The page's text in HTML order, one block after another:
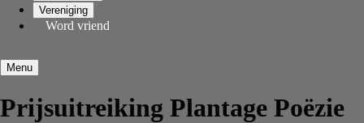
Vereniging
Word vriend
Menu
Prijsuitreiking Plantage Poëzie